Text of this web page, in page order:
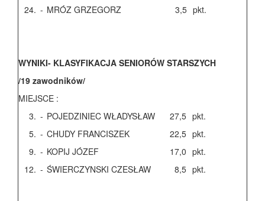
24. - MRÓZ GRZEGORZ 3,5 pkt.
WYNIKI- KLASYFIKACJA SENIORÓW STARSZYCH
/19 zawodników/
MIEJSCE :
3. - POJEDZINIEC WŁADYSŁAW 27,5 pkt.
5. - CHUDY FRANCISZEK 22,5 pkt.
9. - KOPIJ JÓZEF 17,0 pkt.
12. - ŚWIERCZYNSKI CZESŁAW 8,5 pkt.